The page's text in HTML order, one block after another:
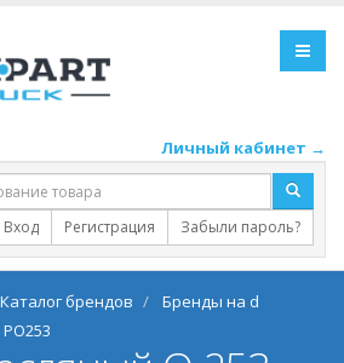
Личный кабинет →
Вход Регистрация Забыли пароль?
Каталог брендов
Бренды на d
PO253